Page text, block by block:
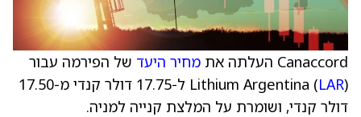
Canaccord העלתה את מחיר היעד של הפירמה עבור
Lithium Argentina (LAR
) ל-17.75 דולר קנדי מ-17.50
דולר קנדי, ושומרת על המלצת קנייה למניה.